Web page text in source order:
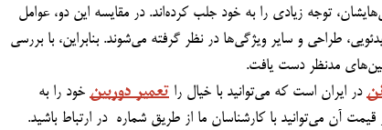
در ایران است که می‌توانید با خیال را تعمیر دوربین